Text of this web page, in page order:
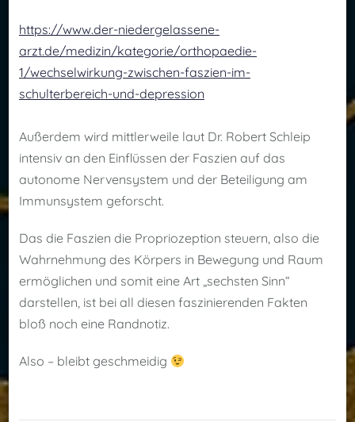
https://www.der-niedergelassene-
arzt.de/medizin/kategorie/orthopaedie-
1/wechselwirkung-zwischen-faszien-im-
schulterbereich-und-depression
Außerdem wird mittlerweile laut Dr. Robert Schleip
intensiv an den Einflüssen der Faszien auf das
autonome Nervensystem und der Beteiligung am
Immunsystem geforscht.
Das die Faszien die Propriozeption steuern, also die
Wahrnehmung des Körpers in Bewegung und Raum
ermöglichen und somit eine Art „sechsten Sinn“
darstellen, ist bei all diesen faszinierenden Fakten
bloß noch eine Randnotiz.
Also – bleibt geschmeidig